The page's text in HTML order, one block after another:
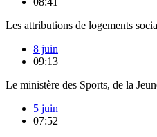
Les attributions de logements
8 juin
09:13
Le ministère des Sports, de la
5 juin
07:52